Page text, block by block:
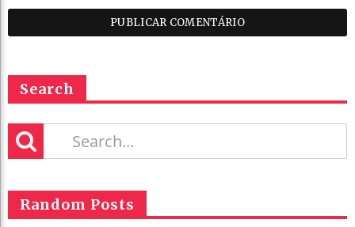
Search
Random Posts